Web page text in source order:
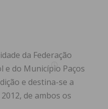
da Federação
e do Município Paços
e destina-se a
de ambos os